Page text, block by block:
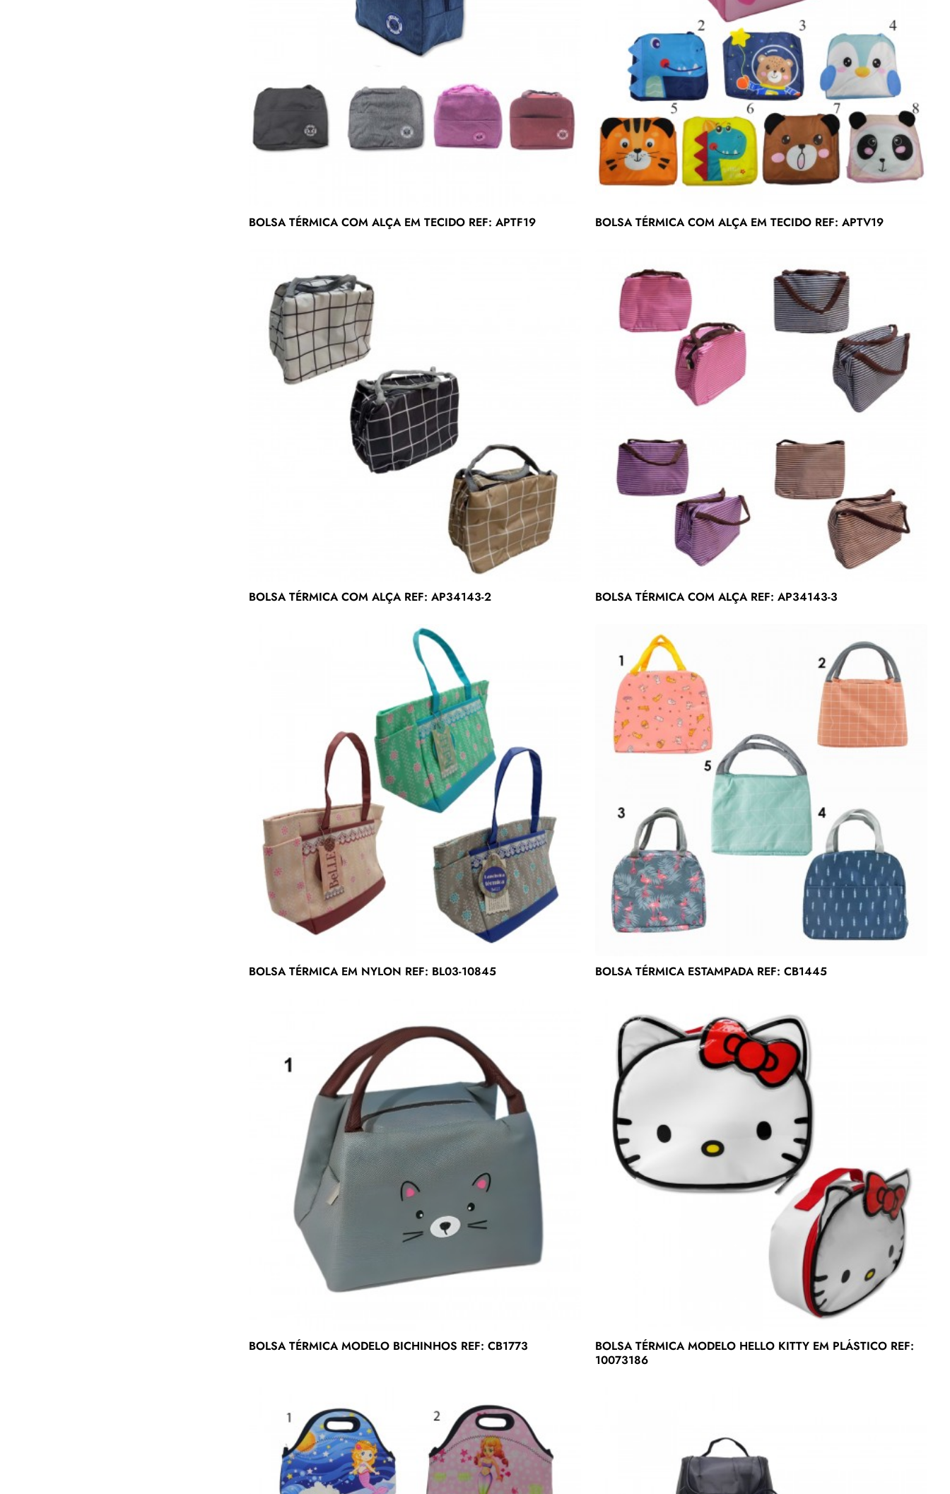
BOLSA TÉRMICA COM ALÇA EM TECIDO REF: APTF19 BOLSA TÉRMICA COM ALÇA EM TECIDO REF: APTV19
BOLSA TÉRMICA COM ALÇA REF: AP34143-2 BOLSA TÉRMICA COM ALÇA REF: AP34143-3
BOLSA TÉRMICA EM NYLON REF: BL03-10845 BOLSA TÉRMICA ESTAMPADA REF: CB1445
BOLSA TÉRMICA MODELO BICHINHOS REF: CB1773
BOLSA TÉRMICA MODELO HELLO KITTY EM PLÁSTICO REF:
10073186